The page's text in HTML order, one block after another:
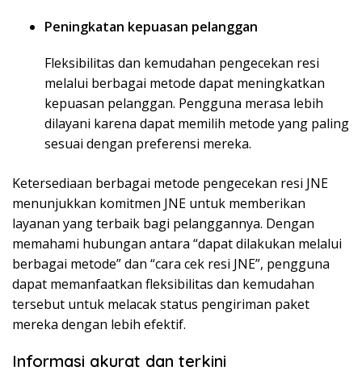
Peningkatan kepuasan pelanggan
Fleksibilitas dan kemudahan pengecekan resi
melalui berbagai metode dapat meningkatkan
kepuasan pelanggan. Pengguna merasa lebih
dilayani karena dapat memilih metode yang paling
sesuai dengan preferensi mereka.
Ketersediaan berbagai metode pengecekan resi JNE
menunjukkan komitmen JNE untuk memberikan
layanan yang terbaik bagi pelanggannya. Dengan
memahami hubungan antara “dapat dilakukan melalui
berbagai metode” dan “cara cek resi JNE”, pengguna
dapat memanfaatkan fleksibilitas dan kemudahan
tersebut untuk melacak status pengiriman paket
mereka dengan lebih efektif.
Informasi akurat dan terkini